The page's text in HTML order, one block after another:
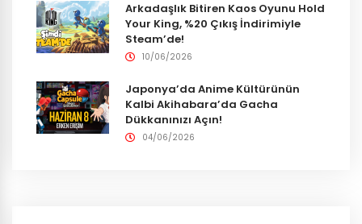
Arkadaşlık Bitiren Kaos Oyunu Hold
Your King, %20 Çıkış İndirimiyle
Steam’de!
10/06/2026
Japonya’da Anime Kültürünün
Kalbi Akihabara’da Gacha
Dükkanınızı Açın!
04/06/2026